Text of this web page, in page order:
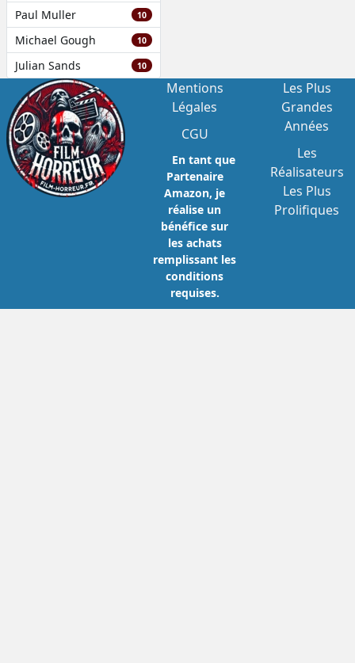
Paul Muller 10
Michael Gough 10
Julian Sands 10
Mentions
Légales
CGU
En tant que
Partenaire
Amazon, je
réalise un
bénéfice sur
les achats
remplissant les
conditions
requises.
Les Plus
Grandes
Années
Les
Réalisateurs
Les Plus
Prolifiques